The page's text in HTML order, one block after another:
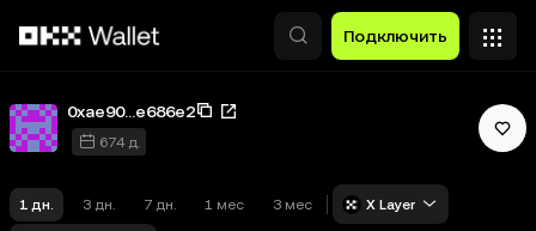
Подключить
0xae90...e686e2
674 д.
1 дн. 3 дн. 7 дн. 1 мес 3 мес X Layer